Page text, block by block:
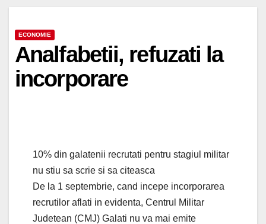
ECONOMIE
Analfabetii, refuzati la
incorporare
10% din galatenii recrutati pentru stagiul militar
nu stiu sa scrie si sa citeasca
De la 1 septembrie, cand incepe incorporarea
recrutilor aflati in evidenta, Centrul Militar
Judetean (CMJ) Galati nu va mai emite